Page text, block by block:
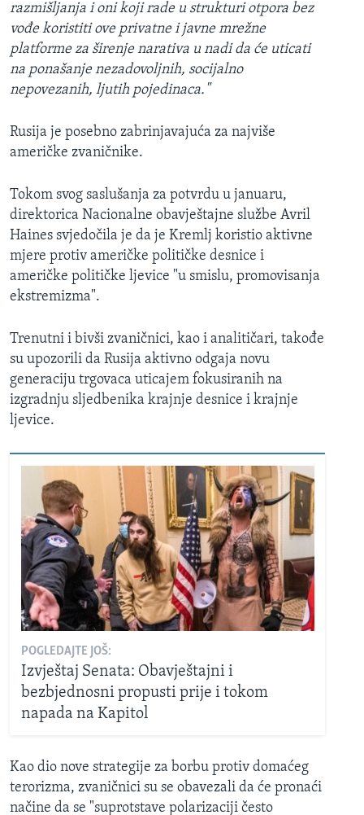
razmišljanja i oni koji rade u strukturi otpora bez
vođe koristiti ove privatne i javne mrežne
platforme za širenje narativa u nadi da će uticati
na ponašanje nezadovoljnih, socijalno
nepovezanih, ljutih pojedinaca."
Rusija je posebno zabrinjavajuća za najviše
američke zvaničnike.
Tokom svog saslušanja za potvrdu u januaru,
direktorica Nacionalne obavještajne službe Avril
Haines svjedočila je da je Kremlj koristio aktivne
mjere protiv američke političke desnice i
američke političke ljevice "u smislu, promovisanja
ekstremizma".
Trenutni i bivši zvaničnici, kao i analitičari, takođe
su upozorili da Rusija aktivno odgaja novu
generaciju trgovaca uticajem fokusiranih na
izgradnju sljedbenika krajnje desnice i krajnje
ljevice.
POGLEDAJTE JOŠ:
Izvještaj Senata: Obavještajni i
bezbjednosni propusti prije i tokom
napada na Kapitol
Kao dio nove strategije za borbu protiv domaćeg
terorizma, zvaničnici su se obavezali da će pronaći
načine da se "suprotstave polarizaciji često